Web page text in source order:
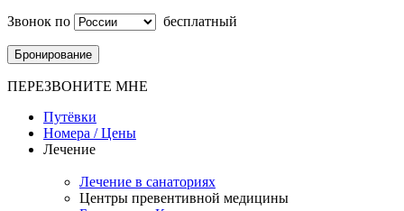
Звонок по
бесплатный
Бронирование
ПЕРЕЗВОНИТЕ МНЕ
Путёвки
Номера / Цены
Лечение
Лечение в санаториях
Центры превентивной медицины